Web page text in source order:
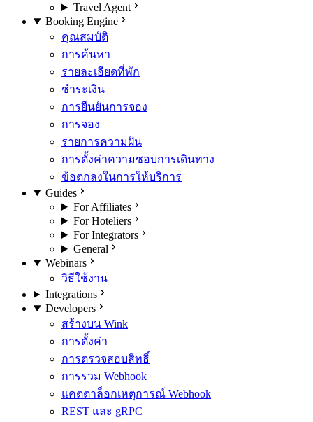
Travel Agent
Booking Engine
คุณสมบัติ
การค้นหา
รายละเอียดที่พัก
ชำระเงิน
การยืนยันการจอง
การจอง
รายการความฝัน
การตั้งค่าความชอบการเดินทาง
ข้อตกลงในการให้บริการ
Guides
For Affiliates
For Hoteliers
For Integrators
General
Webinars
วิธีใช้งาน
Integrations
Developers
สร้างบน Wink
การตั้งค่า
การตรวจสอบสิทธิ์
การรวม Webhook
แคตตาล็อกเหตุการณ์ Webhook
REST และ gRPC